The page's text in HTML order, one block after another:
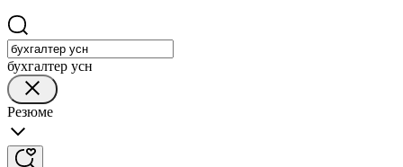
бухгалтер усн
Резюме